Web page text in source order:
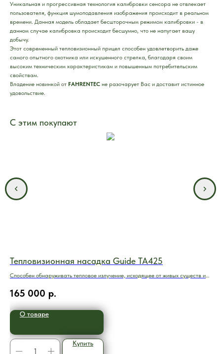
Уникальная и прогрессивная технология калибровки сенсора не отвлекает
пользователя, функция шумоподавления изображения происходит в реальном
времени. Данная модель обладает бесшторочным режимом калибровки - в
данном случае калибровка происходит бесшумно, что не напугает вашу
добычу.
Этот современный тепловизионный прицел способен удовлетворить даже
самого опытного охотника или искушенного стрелка, благодаря своим
высоким техническим характеристикам и повышенным потребительским
свойствам.
Владение новинкой от FAHRENTEC не разочарует Вас и доставит истинное
удовольствие.
С этим покупают
Тепловизионная насадка Guide TA425
Способен обнаруживать тепловое излучение, исходящее от живых существ и
165 000 р.
О товаре
Купить